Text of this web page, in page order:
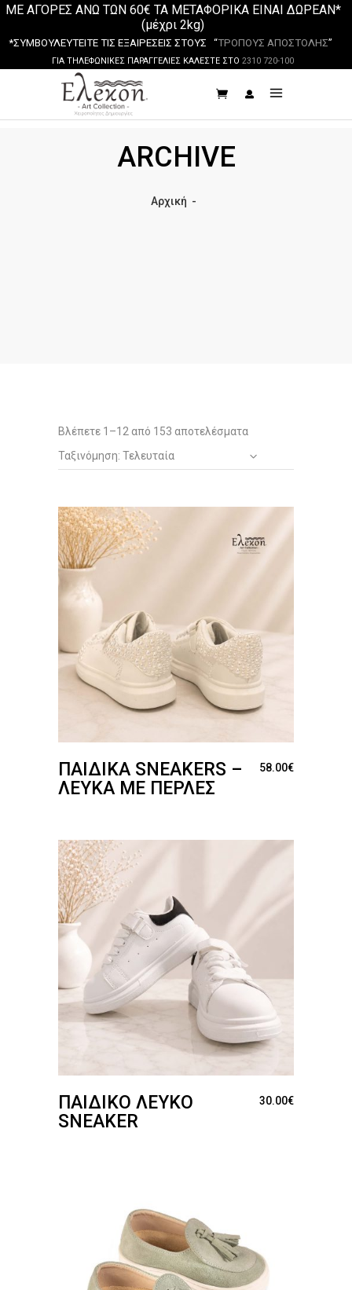
ΜΕ ΑΓΟΡΕΣ ΑΝΩ ΤΩΝ 60€ ΤΑ ΜΕΤΑΦΟΡΙΚΑ ΕΙΝΑΙ ΔΩΡΕΑΝ*
(μέχρι 2kg)
*ΣΥΜΒΟΥΛΕΥΤΕΙΤΕ ΤΙΣ ΕΞΑΙΡΕΣΕΙΣ ΣΤΟΥΣ “ΤΡΟΠΟΥΣ ΑΠΟΣΤΟΛΗΣ”
ΓΙΑ ΤΗΛΕΦΩΝΙΚΕΣ ΠΑΡΑΓΓΕΛΙΕΣ ΚΑΛΕΣΤΕ ΣΤΟ 2310 720-100
ARCHIVE
Αρχική -
Βλέπετε 1–12 από 153 αποτελέσματα
by
Ταξινόμηση: Τελευταία
ΠΑΙΔΙΚΆ SNEAKERS –
ΛΕΥΚΆ ΜΕ ΠΈΡΛΕΣ
58.00€
ΠΑΙΔΙΚΌ ΛΕΥΚΌ
SNEAKER
30.00€